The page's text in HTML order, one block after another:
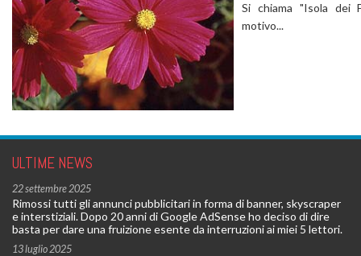
Si chiama "Isola dei
motivo...
ULTIME NEWS
22 settembre 2025
Rimossi tutti gli annunci pubblicitari in forma di banner, skyscraper
e interstiziali. Dopo 20 anni di Google AdSense ho deciso di dire
basta per dare una fruizione esente da interruzioni ai miei 5 lettori.
13 luglio 2025